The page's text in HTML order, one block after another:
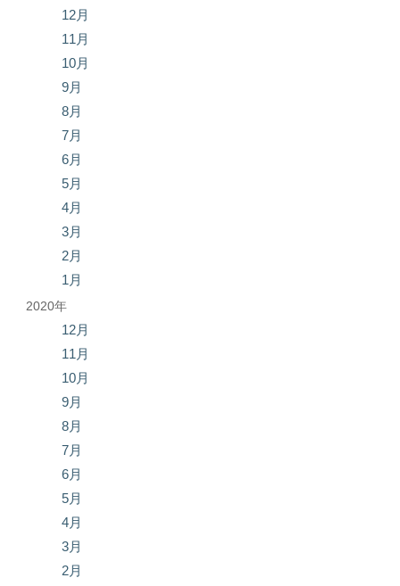
12月
11月
10月
9月
8月
7月
6月
5月
4月
3月
2月
1月
2020年
12月
11月
10月
9月
8月
7月
6月
5月
4月
3月
2月